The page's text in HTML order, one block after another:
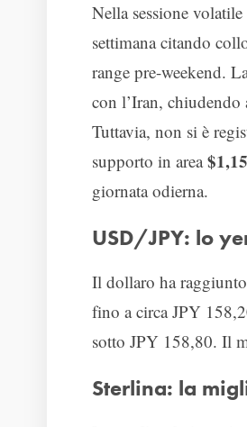
Nella sessione
settimana citando
range pre-weekend.
con l’Iran,
Tuttavia, non si è
supporto in area
giornata odierna.
USD/JPY: lo
Il dollaro ha
fino a circa JPY
sotto JPY 158,80. Il
Sterlina: la